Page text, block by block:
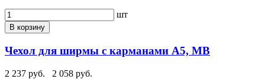
шт
В корзину
Чехол для ширмы с карманами А5, МВ
2 237 руб.
2 058 руб.